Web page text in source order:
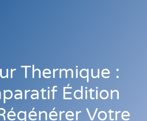
Thermique :
Édition
Votre